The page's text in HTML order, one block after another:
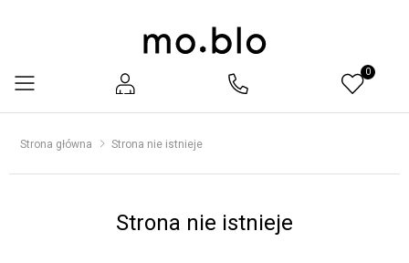
Menu
0
Strona główna Strona nie istnieje
Strona nie istnieje